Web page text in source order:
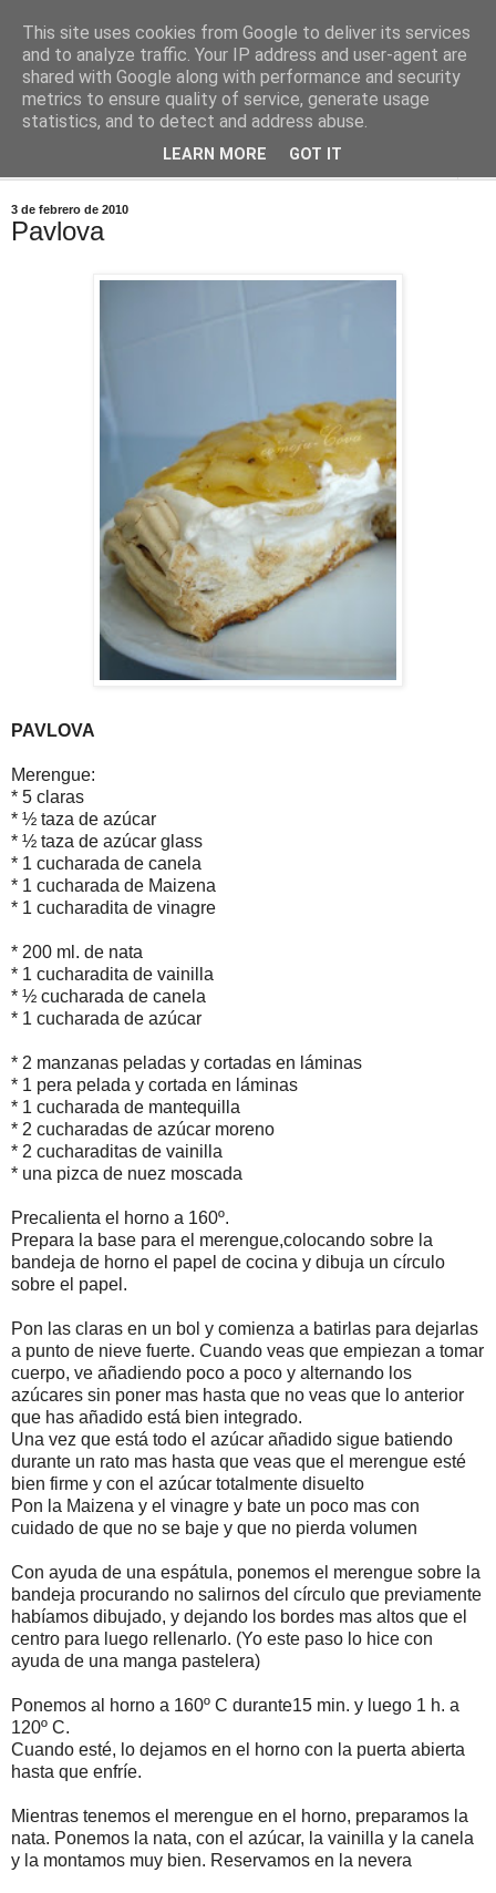
Comoju
La Cocina del Día a Día y el día a día de la Gastronomía
3 de febrero de 2010
Pavlova
PAVLOVA
Merengue:
* 5 claras
* ½ taza de azúcar
* ½ taza de azúcar glass
* 1 cucharada de canela
* 1 cucharada de Maizena
* 1 cucharadita de vinagre
* 200 ml. de nata
* 1 cucharadita de vainilla
* ½ cucharada de canela
* 1 cucharada de azúcar
* 2 manzanas peladas y cortadas en láminas
* 1 pera pelada y cortada en láminas
* 1 cucharada de mantequilla
* 2 cucharadas de azúcar moreno
* 2 cucharaditas de vainilla
* una pizca de nuez moscada
Precalienta el horno a 160º.
Prepara la base para el merengue,colocando sobre la
bandeja de horno el papel de cocina y dibuja un círculo
sobre el papel.
Pon las claras en un bol y comienza a batirlas para dejarlas
a punto de nieve fuerte. Cuando veas que empiezan a tomar
cuerpo, ve añadiendo poco a poco y alternando los
azúcares sin poner mas hasta que no veas que lo anterior
que has añadido está bien integrado.
Una vez que está todo el azúcar añadido sigue batiendo
durante un rato mas hasta que veas que el merengue esté
bien firme y con el azúcar totalmente disuelto
Pon la Maizena y el vinagre y bate un poco mas con
cuidado de que no se baje y que no pierda volumen
Con ayuda de una espátula, ponemos el merengue sobre la
bandeja procurando no salirnos del círculo que previamente
habíamos dibujado, y dejando los bordes mas altos que el
centro para luego rellenarlo. (Yo este paso lo hice con
ayuda de una manga pastelera)
Ponemos al horno a 160º C durante15 min. y luego 1 h. a
120º C.
Cuando esté, lo dejamos en el horno con la puerta abierta
hasta que enfríe.
Mientras tenemos el merengue en el horno, preparamos la
nata. Ponemos la nata, con el azúcar, la vainilla y la canela
y la montamos muy bien. Reservamos en la nevera
This site uses cookies from Google to deliver its services
and to analyze traffic. Your IP address and user-agent are
shared with Google along with performance and security
metrics to ensure quality of service, generate usage
statistics, and to detect and address abuse.
LEARN MORE GOT IT